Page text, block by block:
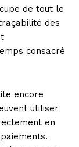
de tout le
des
consacré
encore
utiliser
en